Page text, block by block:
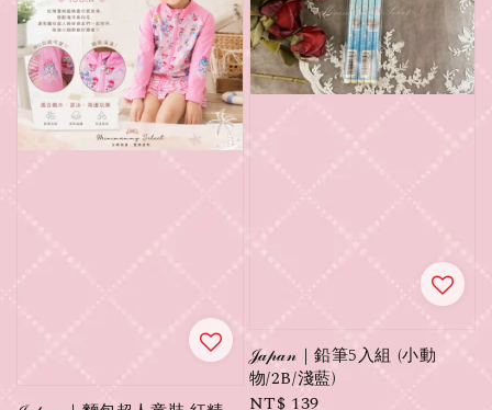
𝒥𝒶𝓅𝒶𝓃｜鉛筆5入組 (小動
物/2B/淺藍)
Regular
NT$ 139